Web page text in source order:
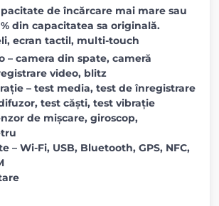
de încărcare mai mare sau
din capacitatea sa originală.
ecran tactil, multi-touch
– camera din spate, cameră
video, blitz
– test media, test de înregistrare
test căști, test vibrație
de mișcare, giroscop,
– Wi-Fi, USB, Bluetooth, GPS, NFC,